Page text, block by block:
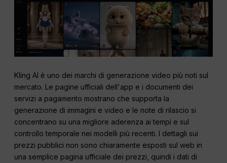
Kling AI è uno dei marchi di generazione video più noti sul
mercato. Le pagine ufficiali dell'app e i documenti dei
servizi a pagamento mostrano che supporta la
generazione di immagini e video e le note di rilascio si
concentrano su una migliore aderenza ai tempi e sul
controllo temporale nei modelli più recenti. I dettagli sui
prezzi pubblici non sono chiaramente esposti sul web in
una semplice pagina ufficiale dei prezzi, quindi i dati di